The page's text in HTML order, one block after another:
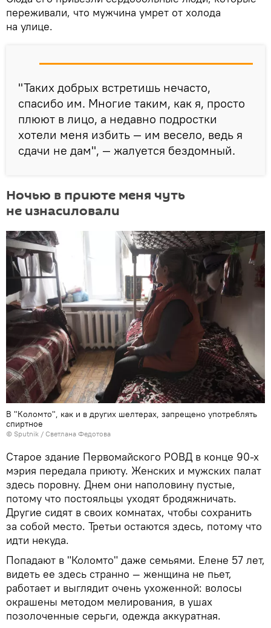
переживали, что мужчина умрет от холода
на улице.
"Таких добрых встретишь нечасто,
спасибо им. Многие таким, как я, просто
плюют в лицо, а недавно подростки
хотели меня избить — им весело, ведь я
сдачи не дам", — жалуется бездомный.
Ночью в приюте меня чуть
не изнасиловали
В "Коломто", как и в других шелтерах, запрещено употреблять
спиртное
© Sputnik / Светлана Федотова
Старое здание Первомайского РОВД в конце 90-х
мэрия передала приюту. Женских и мужских палат
здесь поровну. Днем они наполовину пустые,
потому что постояльцы уходят бродяжничать.
Другие сидят в своих комнатах, чтобы сохранить
за собой место. Третьи остаются здесь, потому что
идти некуда.
Попадают в "Коломто" даже семьями. Елене 57 лет,
видеть ее здесь странно — женщина не пьет,
работает и выглядит очень ухоженной: волосы
окрашены методом мелирования, в ушах
позолоченные серьги, одежда аккуратная.